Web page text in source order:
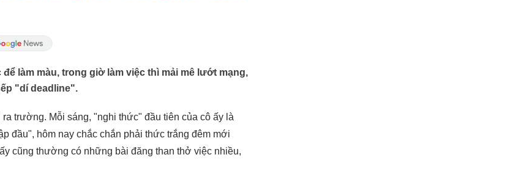
làm màu, trong giờ làm việc thì mải mê lướt mạng,
"dí deadline".
ra trường. Mỗi sáng, "nghi thức" đầu tiên của cô ấy là
đầu", hôm nay chắc chắn phải thức trắng đêm mới
cũng thường có những bài đăng than thở việc nhiều,